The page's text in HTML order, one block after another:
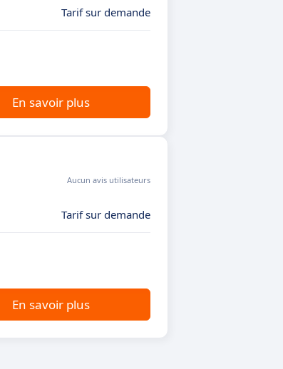
Tarif sur demande
En savoir plus
Aucun avis utilisateurs
Tarif sur demande
En savoir plus